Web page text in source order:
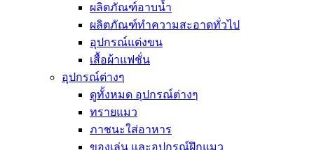
ผลิตภัณฑ์อาบน้ำ
ผลิตภัณฑ์ทำความสะอาดทั่วไป
อุปกรณ์แต่งขน
เสื้อผ้าแฟชั่น
อุปกรณ์ต่างๆ
ดูทั้งหมด อุปกรณ์ต่างๆ
ทรายแมว
ภาชนะใส่อาหาร
ของเล่น และอุปกรณ์ฝึกแมว